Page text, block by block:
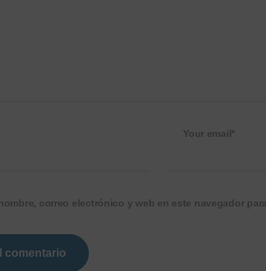
Your email*
correo electrónico y web en este navegador